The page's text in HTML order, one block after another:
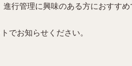
行管理に興味のある方におすすめ
でお知らせください。